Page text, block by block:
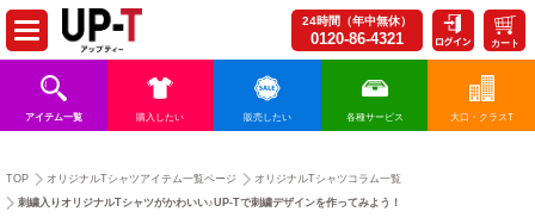
24時間（年中無休）
0120-86-4321 カート
アイテム一覧 購入したい 販売したい 各種サービス 大口・クラスT
TOP オリジナルTシャツアイテム一覧ページ
オリジナルTシャツコラム一覧
刺繍入りオリジナルTシャツがかわいい♪UP-Tで刺繍デザインを作ってみよう！